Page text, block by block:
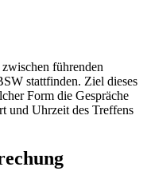
führenden
stattfinden. Ziel dieses
Form die Gespräche
und Uhrzeit des Treffens